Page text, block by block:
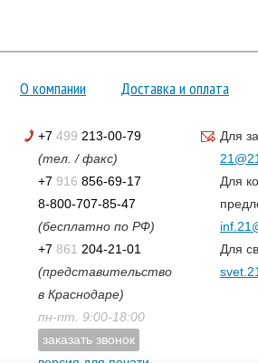
О компании Доставка и оплата
+7 499 213-00-79
(тел. / факс)
+7 916 856-69-17
8-800-707-85-47
(бесплатно по РФ)
+7 861 204-21-01
(представительство
в Краснодаре)
пн-пт. 9:00-18:00
заказать звонок
Для
Для
Для